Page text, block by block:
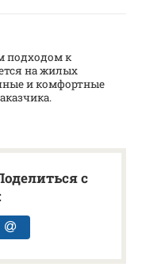
подходом к
на жилых
и комфортные
с